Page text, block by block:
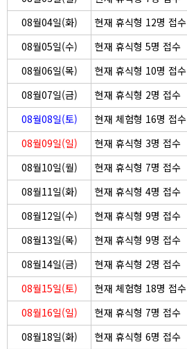
08월04일(화)
현재 휴식형 12명 접수
08월05일(수)
현재 휴식형 5명 접수
08월06일(목)
현재 휴식형 10명 접수
08월07일(금)
현재 휴식형 2명 접수
08월08일(토)
현재 체험형 16명 접수
08월09일(일)
현재 휴식형 3명 접수
08월10일(월)
현재 휴식형 7명 접수
08월11일(화)
현재 휴식형 4명 접수
08월12일(수)
현재 휴식형 9명 접수
08월13일(목)
현재 휴식형 9명 접수
08월14일(금)
현재 휴식형 2명 접수
08월15일(토)
현재 체험형 18명 접수
08월16일(일)
현재 휴식형 7명 접수
08월18일(화)
현재 휴식형 6명 접수